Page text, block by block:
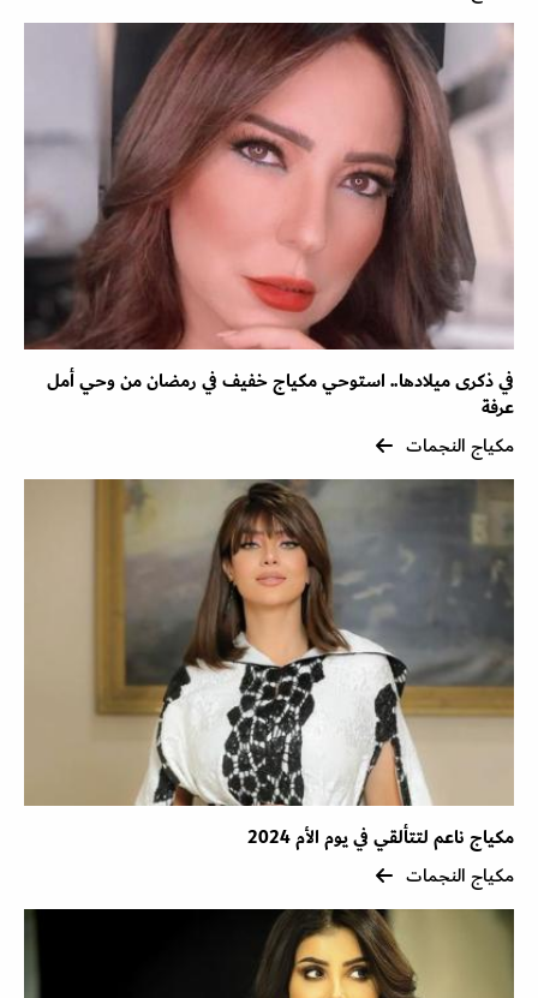
في ذكرى ميلادها.. استوحي مكياج خفيف في رمضان من وحي أمل
عرفة
مكياج النجمات
مكياج ناعم لتتألقي في يوم الأم 2024
مكياج النجمات